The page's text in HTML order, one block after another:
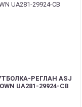
РЕГЛАН ASJ
UA281-29924-CB